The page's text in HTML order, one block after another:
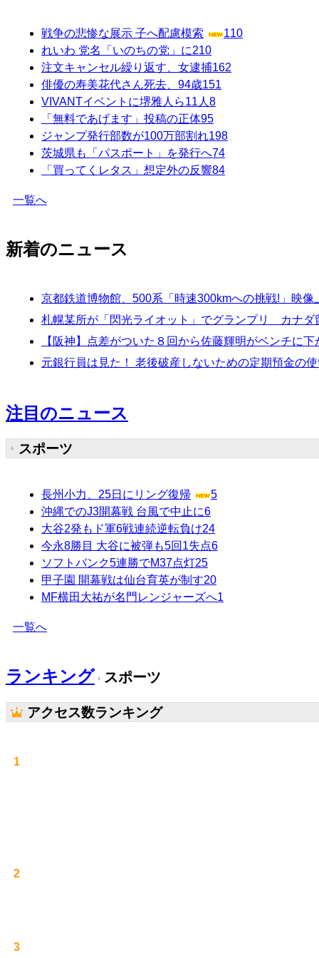
戦争の悲惨な展示 子へ配慮模索
110
れいわ 党名「いのちの党」に210
注文キャンセル繰り返す、女逮捕162
俳優の寿美花代さん死去、94歳151
VIVANTイベントに堺雅人ら11人 8
「無料であげます」投稿の正体95
ジャンプ発行部数が100万部割れ198
茨城県も「パスポート」を発行へ74
「買ってくレタス」想定外の反響84
一覧へ
新着のニュース
京都鉄道博物館、500系「時速300kmへの挑戦!」映像
札幌某所が「閃光ライオット」でグランプリ カナダ
【阪神】点差がついた８回から佐藤輝明がベンチに
元銀行員は見た！ 老後破産しないための定期預金の
注目のニュース
スポーツ
長州小力、25日にリング復帰
5
沖縄でのJ3開幕戦 台風で中止に6
大谷2発もド軍6戦連続逆転負け24
今永8勝目 大谷に被弾も5回1失点6
ソフトバンク5連勝でM37点灯25
甲子園 開幕戦は仙台育英が制す20
MF横田大祐が名門レンジャーズへ1
一覧へ
ランキング スポーツ
アクセス数ランキング
1
2
3